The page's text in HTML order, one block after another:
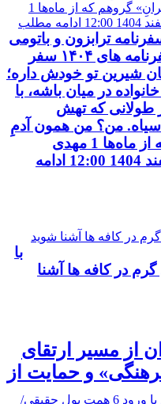
ترابزون و باتومی
مقاصد : ترابزونباتومی سفرنامه های ۱۴۰۴ سفر
شیرین تو خودش داره؛
در میان باشه، با
طولانی که تهش
من؟ من همون آدمِ
«همیشه نگرانِ» گروهم که از ماه‌ها 1 مهدی
گازرانی 5 6.4K 4.2 5 اسفند 1404 12:00 ادامه
با
در کافه ها آشنا
از مسیر ارتقای
و حمایت از